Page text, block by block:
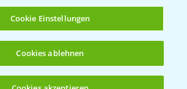
Datenschutzerklärung
Cookie Einstellungen
Cookies ablehnen